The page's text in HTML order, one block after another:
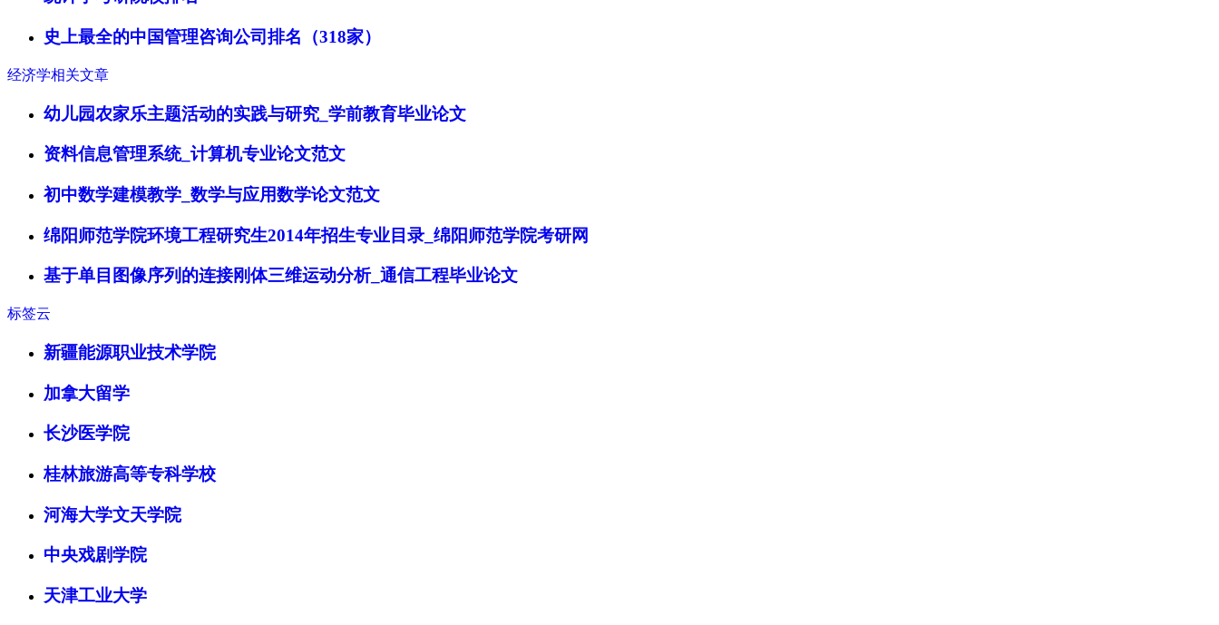
史上最全的中国管理咨询公司排名（318家）
经济学相关文章
幼儿园农家乐主题活动的实践与研究_学前教育毕业论文
资料信息管理系统_计算机专业论文范文
初中数学建模教学_数学与应用数学论文范文
绵阳师范学院环境工程研究生2014年招生专业目录_绵阳师范学院考研网
基于单目图像序列的连接刚体三维运动分析_通信工程毕业论文
标签云
新疆能源职业技术学院
加拿大留学
长沙医学院
桂林旅游高等专科学校
河海大学文天学院
中央戏剧学院
天津工业大学